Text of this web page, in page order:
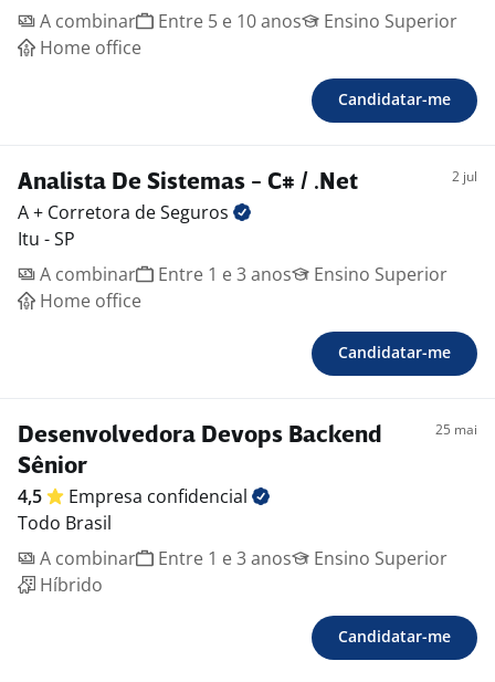
de consultas em ambiente produtivo;
Conhecimento em React + TypeScript para integração
Vivência com Docker, Docker Compose e pipelines
monitoramento de aplicações;
Capacidade de participar de decisões arquiteturais e
propor soluções técnicas escaláveis.
Diferenciais:
Experiência com DDD, Event Sourcing ou arquitetura
distribuída;
Vivência com Infra as Code (Terraform, Ansible);
Conhecimento em Nginx, Linux e Segurança;
Informações da vaga:
Jornada: 9h às 18h (segunda a sexta)
Remuneração a combinar + todos os benefícios
Modalidade: 100% remota
Formação: Ensino Superior completo
Regime de contratação: CLT
Benefícios: Plano de saúde 100% custeado pela
empresa, com abrangência nacional
A combinar
Entre 5 e 10 anos
Ensino Superior
Home office
Candidatar-me
Analista De Sistemas - C# / .Net 2 jul
A + Corretora deSeguros
Itu - SP
A combinar
Entre 1 e 3 anos
Ensino Superior
Home office
Candidatar-me
Desenvolvedora Devops Backend
Sênior
25 mai
4,5 Empresa confidencial
Todo Brasil
A combinar
Entre 1 e 3 anos
Ensino Superior
Híbrido
Candidatar-me